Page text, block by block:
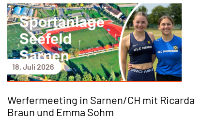
18. Juli 2026
Werfermeeting in Sarnen/CH mit Ricarda
Braun und Emma Sohm